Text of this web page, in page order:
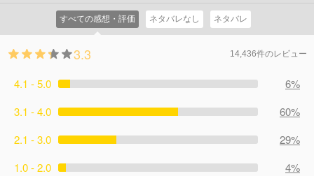
すべての感想・評価 ネタバレなし ネタバレ
3.3 14,436件のレビュー
4.1 - 5.0
6%
3.1 - 4.0
60%
2.1 - 3.0
29%
1.0 - 2.0
4%